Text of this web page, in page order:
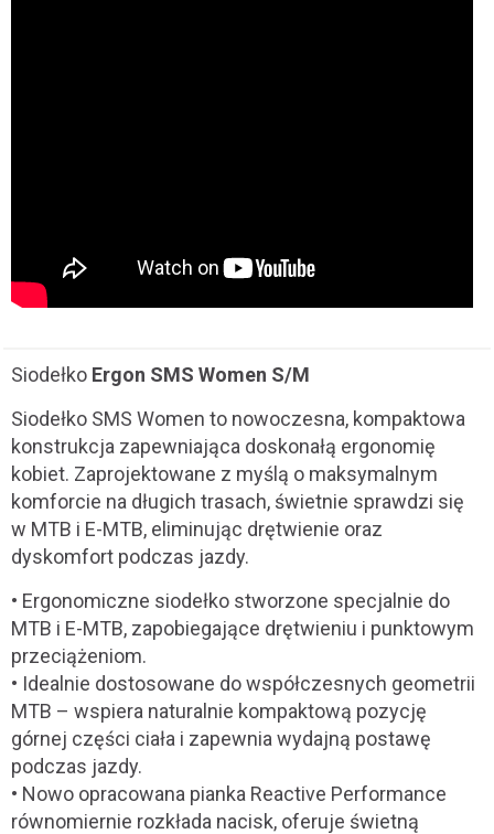
Siodełko Ergon SMS Women S/M
Siodełko SMS Women to nowoczesna, kompaktowa
konstrukcja zapewniająca doskonałą ergonomię
kobiet. Zaprojektowane z myślą o maksymalnym
komforcie na długich trasach, świetnie sprawdzi się
w MTB i E-MTB, eliminując drętwienie oraz
dyskomfort podczas jazdy.
• Ergonomiczne siodełko stworzone specjalnie do
MTB i E-MTB, zapobiegające drętwieniu i punktowym
przeciążeniom.
• Idealnie dostosowane do współczesnych geometrii
MTB – wspiera naturalnie kompaktową pozycję
górnej części ciała i zapewnia wydajną postawę
podczas jazdy.
• Nowo opracowana pianka Reactive Performance
równomiernie rozkłada nacisk, oferuje świetną